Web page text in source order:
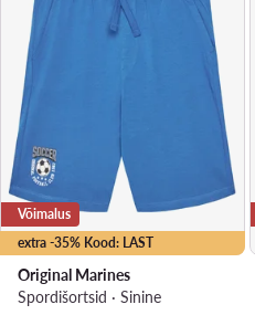
extra -35% Kood: LAST
Võimalus
Original Marines
Spordišortsid · Sinine